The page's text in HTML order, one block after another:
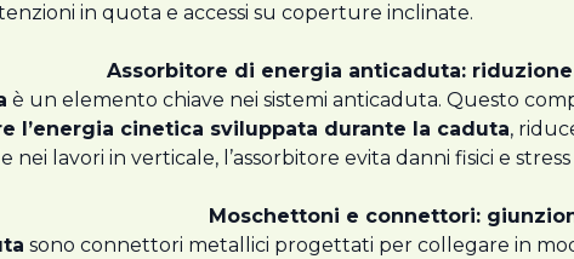
in quota e accessi su coperture inclinate.
Assorbitore di energia anticaduta:
è un elemento chiave nei sistemi anticaduta. Questo
l’energia cinetica sviluppata durante la caduta,
nei lavori in verticale, l’assorbitore evita danni fisici e
Moschettoni e connettori:
sono connettori metallici progettati per collegare in